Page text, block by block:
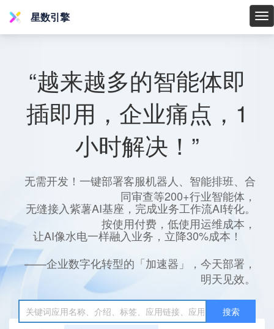
星
星数引擎
“越来越多的智能体即
插即用，企业痛点，1
小时解决！”
无需开发！一键部署客服机器人、智能排班、合
同审查等200+行业智能体，
无缝接入紫薯AI基座，完成业务工作流AI转化。
按使用付费，低使用运维成本，
让AI像水电一样融入业务，立降30%成本！
——企业数字化转型的「加速器」，今天部署，
明天见效。
搜索